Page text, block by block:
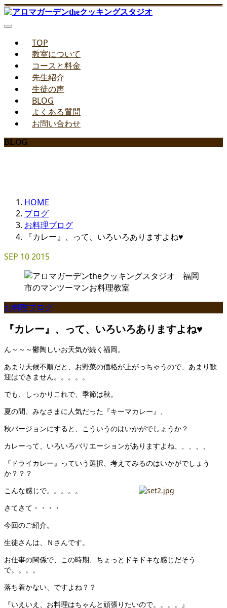
TOP
教室について
コースと料金
先生紹介
生徒の声
BLOG
よくある質問
お問い合わせ
BLOG
HOME
ブログ
お料理ブログ
『カレー』、って、いろいろありますよね♥
SEP 102015
お料理ブログ
『カレー』、って、いろいろありますよね♥
ん～～～鬱陶しいお天気が続く福岡。
あまり天候不順だと、お野菜の価格が上がっちゃうので、あまり歓
迎はできません。。。。。
でも、しっかりこれで、季節は秋。
夏の間、みなさまに人気だった『キーマカレー』、
秋バージョンにすると、こういうのはいかがでしょうか？
カレーって、いろいろバリエーションがありますよね、、、、、
『ドライカレー』っていう選択、考えてみるのはいかがでしょう
か？？？
こんな感じで。。。。。
さてさて・・・・
今回のご紹介。
生徒さんは、Ｎさんです。
お仕事の関係で、この時期、ちょっとドキドキな感じだそう
で。。。。
落ち着かない、ですよね？？
『いえいえ、お料理はちゃんと頑張りたいので。。。。』